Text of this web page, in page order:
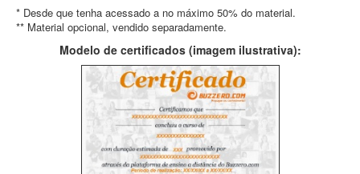
* Desde que tenha acessado a no máximo 50% do material.
** Material opcional, vendido separadamente.
Modelo de certificados (imagem ilustrativa):